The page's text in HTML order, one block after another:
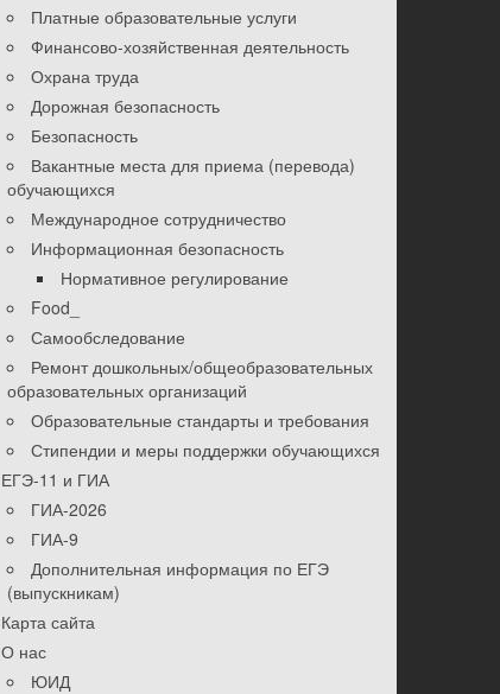
Платные образовательные услуги
Финансово-хозяйственная деятельность
Охрана труда
Дорожная безопасность
Безопасность
Вакантные места для приема (перевода)
обучающихся
Международное сотрудничество
Информационная безопасность
Нормативное регулирование
Food_
Самообследование
Ремонт дошкольных/общеобразовательных
образовательных организаций
Образовательные стандарты и требования
Стипендии и меры поддержки обучающихся
ЕГЭ-11 и ГИА
ГИА-2026
ГИА-9
Дополнительная информация по ЕГЭ
(выпускникам)
Карта сайта
О нас
ЮИД